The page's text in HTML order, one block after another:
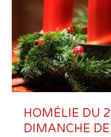
HOMÉLIE DU
DIMANCHE